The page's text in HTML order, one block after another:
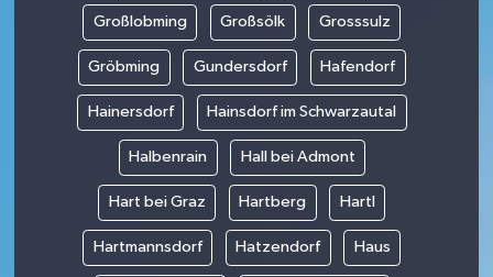
Großlobming Großsölk Grosssulz
Gröbming Gundersdorf Hafendorf
Hainersdorf Hainsdorf im Schwarzautal
Halbenrain Hall bei Admont
Hart bei Graz Hartberg Hartl
Hartmannsdorf Hatzendorf Haus